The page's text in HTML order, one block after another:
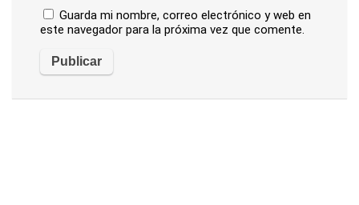
Guarda mi nombre, correo electrónico y web en
este navegador para la próxima vez que comente.